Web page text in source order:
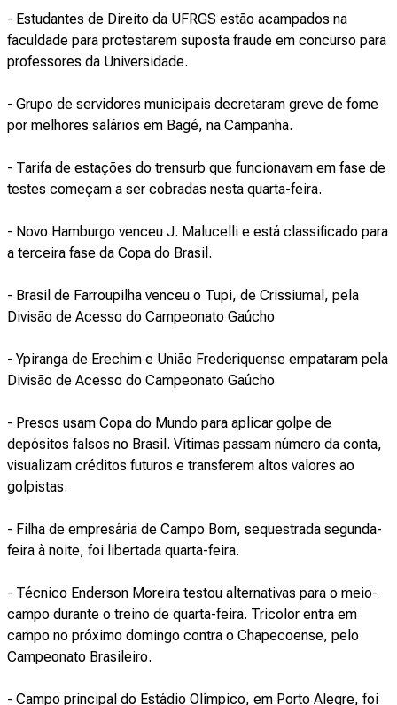
- Estudantes de Direito da UFRGS estão acampados na
faculdade para protestarem suposta fraude em concurso para
professores da Universidade.
- Grupo de servidores municipais decretaram greve de fome
por melhores salários em Bagé, na Campanha.
- Tarifa de estações do trensurb que funcionavam em fase de
testes começam a ser cobradas nesta quarta-feira.
- Novo Hamburgo venceu J. Malucelli e está classificado para
a terceira fase da Copa do Brasil.
- Brasil de Farroupilha venceu o Tupi, de Crissiumal, pela
Divisão de Acesso do Campeonato Gaúcho
- Ypiranga de Erechim e União Frederiquense empataram pela
Divisão de Acesso do Campeonato Gaúcho
- Presos usam Copa do Mundo para aplicar golpe de
depósitos falsos no Brasil. Vítimas passam número da conta,
visualizam créditos futuros e transferem altos valores ao
golpistas.
- Filha de empresária de Campo Bom, sequestrada segunda-
feira à noite, foi libertada quarta-feira.
- Técnico Enderson Moreira testou alternativas para o meio-
campo durante o treino de quarta-feira. Tricolor entra em
campo no próximo domingo contra o Chapecoense, pelo
Campeonato Brasileiro.
- Campo principal do Estádio Olímpico, em Porto Alegre, foi